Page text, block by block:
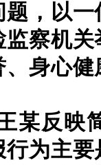
题，以
监察机
、身心
某反映
行为主